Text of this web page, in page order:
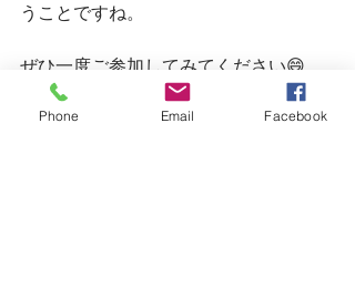
うことですね。
ぜひ一度ご参加してみてください😄
イベント
Phone Email Facebook